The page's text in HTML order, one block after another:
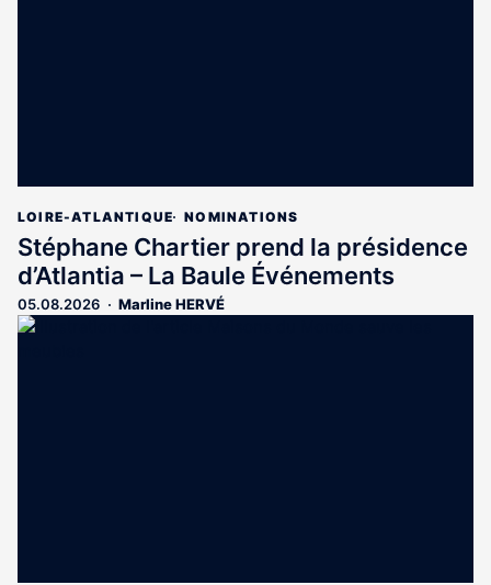
LOIRE-ATLANTIQUE NOMINATIONS
Stéphane Chartier prend la présidence
d’Atlantia – La Baule Événements
05.08.2026 Marline HERVÉ